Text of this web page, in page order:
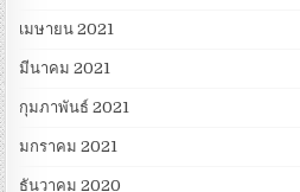
เมษายน 2021
มีนาคม 2021
กุมภาพันธ์ 2021
มกราคม 2021
ธันวาคม 2020